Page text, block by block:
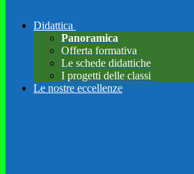
Didattica
Panoramica
Offerta formativa
Le schede didattiche
I progetti delle classi
Le nostre eccellenze